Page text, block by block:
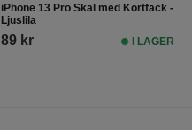
iPhone 13 Pro Skal med Kortfack -
Ljuslila
89 kr I LAGER